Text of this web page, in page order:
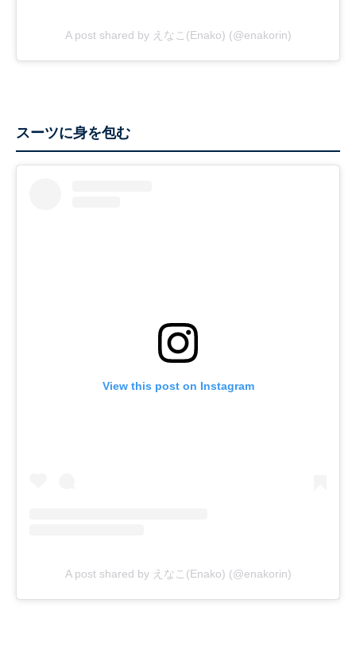
A post shared by えなこ(Enako) (@enakorin)
スーツに身を包む
View this post on Instagram
A post shared by えなこ(Enako) (@enakorin)